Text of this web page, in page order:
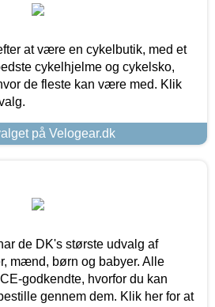
at være en cykelbutik, med et
cykelhjelme og cykelsko,
de fleste kan være med. Klik
på Velogear.dk
de DK's største udvalg af
mænd, børn og babyer. Alle
godkendte, hvorfor du kan
gennem dem. Klik her for at